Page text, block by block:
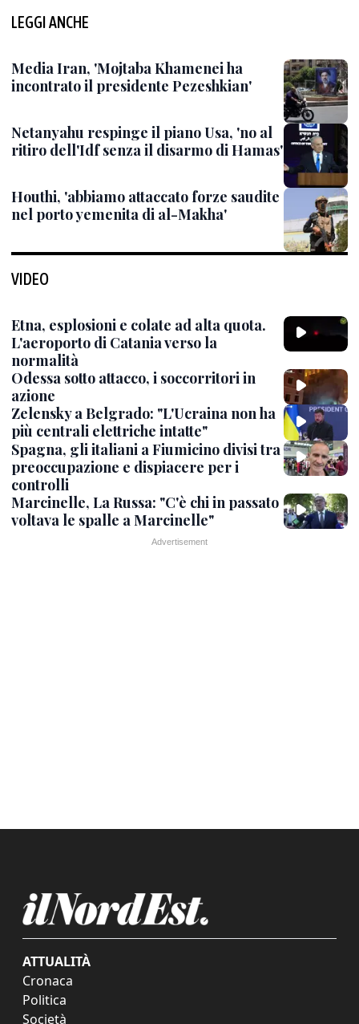
LEGGI ANCHE
Media Iran, 'Mojtaba Khamenei ha
incontrato il presidente Pezeshkian'
Netanyahu respinge il piano Usa, 'no al
ritiro dell'Idf senza il disarmo di Hamas'
Houthi, 'abbiamo attaccato forze saudite
nel porto yemenita di al-Makha'
VIDEO
Etna, esplosioni e colate ad alta quota.
L'aeroporto di Catania verso la
normalità
Odessa sotto attacco, i soccorritori in
azione
Zelensky a Belgrado: "L'Ucraina non ha
più centrali elettriche intatte"
Spagna, gli italiani a Fiumicino divisi tra
preoccupazione e dispiacere per i
controlli
Marcinelle, La Russa: "C'è chi in passato
voltava le spalle a Marcinelle"
ATTUALITÀ
Cronaca
Politica
Società